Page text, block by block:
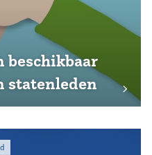
beschikbaar
statenleden